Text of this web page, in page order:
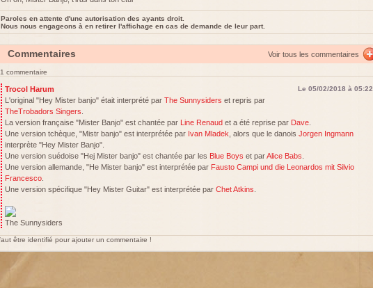
Paroles en attente d'une autorisation des ayants droit.
Nous nous engageons à en retirer l'affichage en cas de demande de leur part.
Commentaires Voir tous les commentaires
1 commentaire
Trocol Harum Le 05/02/2018 à 05:22
L'original "Hey Mister banjo" était interprété par The Sunnysiders et repris par
TheTrobadors Singers
La version française "Mister Banjo" est chantée par Line Renaud et a été reprise par Dave
Une version tchèque, "Mistr banjo" est interprétée par Ivan Mladek , alors que le danois Jorgen Ingmann
interprète "Hey Mister Banjo".
Une version suédoise "Hej Mister banjo" est chantée par les Blue Boys et parAlice Babs
Une version allemande, "He Mister banjo" est interprétée par Fausto Campi und die Leonardos mit Silvio
Francesco
Une version spécifique "Hey Mister Guitar" est interprétée par Chet Atkins
The Sunnysiders
être identifié pour ajouter un commentaire !